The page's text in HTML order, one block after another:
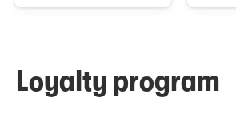
Loyalty program